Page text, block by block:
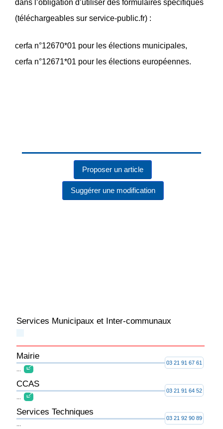
dans l’obligation d’utiliser des formulaires spécifiques
(téléchargeables sur service-public.fr) :
cerfa n°12670*01 pour les élections municipales,
cerfa n°12671*01 pour les élections européennes.
Proposer un article
Suggérer une modification
Services Municipaux et Inter-communaux
Mairie
03 21 91 67 61
CCAS
03 21 91 64 52
Services Techniques
03 21 92 90 89